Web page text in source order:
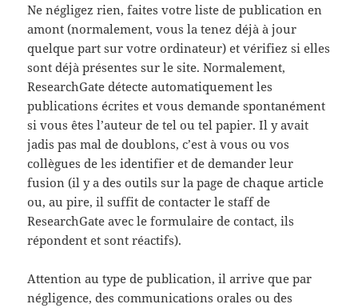
Ne négligez rien, faites votre liste de publication en
amont (normalement, vous la tenez déjà à jour
quelque part sur votre ordinateur) et vérifiez si elles
sont déjà présentes sur le site. Normalement,
ResearchGate détecte automatiquement les
publications écrites et vous demande spontanément
si vous êtes l’auteur de tel ou tel papier. Il y avait
jadis pas mal de doublons, c’est à vous ou vos
collègues de les identifier et de demander leur
fusion (il y a des outils sur la page de chaque article
ou, au pire, il suffit de contacter le staff de
ResearchGate avec le formulaire de contact, ils
répondent et sont réactifs).
Attention au type de publication, il arrive que par
négligence, des communications orales ou des